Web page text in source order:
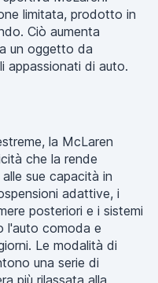
limitata, prodotto in
Ciò aumenta
un oggetto da
appassionati di auto.
la McLaren
che la rende
sue capacità in
adattive, i
posteriori e i sistemi
l'auto comoda e
Le modalità di
una serie di
più rilassata alla